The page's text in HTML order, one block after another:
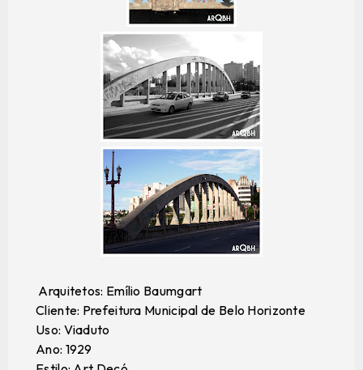
Arquitetos: Emílio Baumgart
Cliente: Prefeitura Municipal de Belo Horizonte
Uso: Viaduto
Ano: 1929